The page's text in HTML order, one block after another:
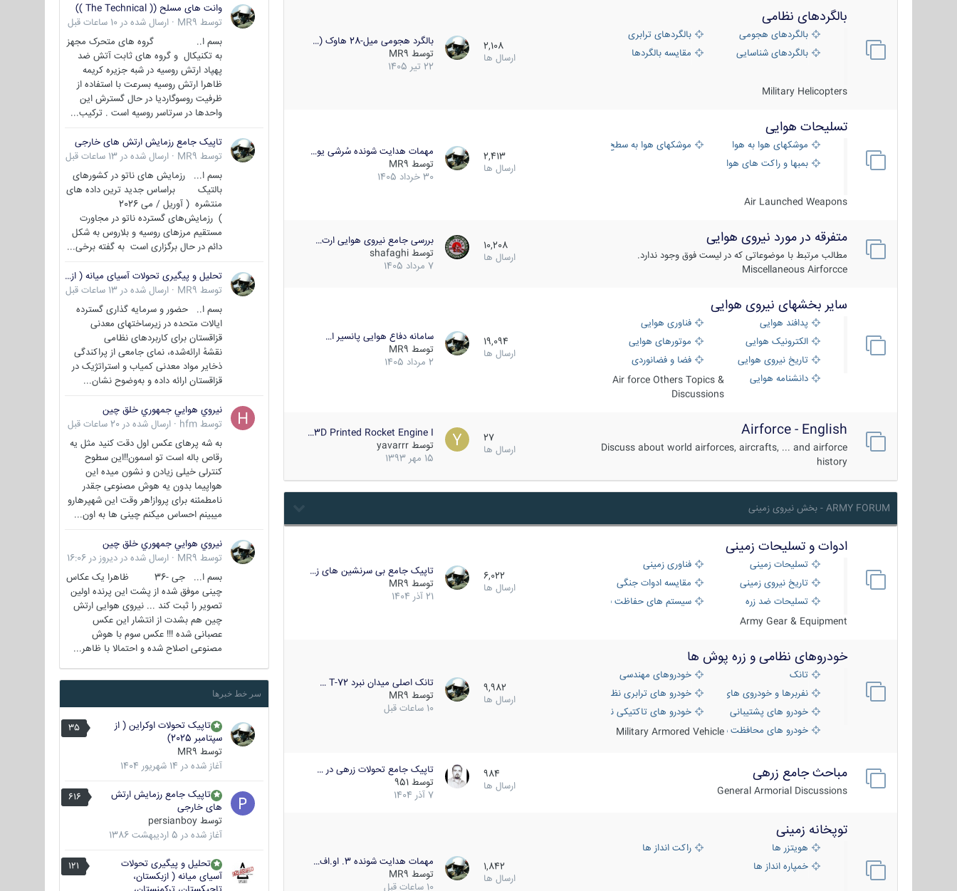
بالگردهای نظامی
بالگردهای هجومی
بالگردهای ترابری
بالگردهای شناسایی
مقایسه بالگردها
Military Helicopters
2,108
ارسال ها
بالگرد هجومی میل-28 هاوک (…
توسط MR9
22 تیر 1405
تسلیحات هوایی
موشکهای هوا به هوا
موشکهای هوا به سطح
بمبها و راکت های هوایی
Air Launched Weapons
2,413
ارسال ها
مهمات هدایت شونده سُرشی یو…
توسط MR9
30 خرداد 1405
متفرقه در مورد نیروی هوایی
مطالب مرتبط با موضوعاتی که در لیست فوق وجود ندارد.
Miscellaneous Airforcce
10,208
ارسال ها
بررسی جامع نیروی هوایی ارت…
توسط shafaghi
7 مرداد 1405
سایر بخشهای نیروی هوایی
پدافند هوایی
فناوری هوایی
الکترونیک هوایی
موتورهای هوایی
تاریخ نیروی هوایی
فضا و فضانوردی
دانشنامه هوایی
Air force Others Topics &
Discussions
19,094
ارسال ها
سامانه دفاع هوایی پانسیر ا…
توسط MR9
2 مرداد 1405
Airforce - English
Discuss about world airforces, aircrafts, ... and airforce
history
27
ارسال ها
3D Printed Rocket Engine I…
توسط yavarrr
15 مهر 1393
ARMY FORUM - بخش نیروی زمینی
ادوات و تسلیحات زمینی
تسلیحات زمینی
فناوری زمینی
تاریخ نیروی زمینی
مقایسه ادوات جنگی
تسلیحات ضد زره
سیستم های حفاظت فعال
Army Gear & Equipment
6,022
ارسال ها
تاپیک جامع بی سرنشین های ز…
توسط MR9
21 آذر 1404
خودروهای نظامی و زره پوش ها
تانک
خودروهای مهندسی
نفربرها و خودروی های رزمی پیاده نظامخودرو های ترابری نظامی
خودرو های پشتیبانی آتش ، شناسایی و ضد تانک
خودرو های تاکتیکی نظامی
خودرو های محافظت شدهMilitary Armored Vehicle
9,982
ارسال ها
تانک اصلی میدان نبرد T-72 …
توسط MR9
10 ساعات قبل
مباحث جامع زرهی
General Armorial Discussions
984
ارسال ها
تاپیک جامع تحولات زرهی در …
توسط 951
7 آذر 1404
توپخانه زمینی
هویتزر ها
راکت انداز ها
خمپاره انداز ها
1,842
ارسال ها
مهمات هدایت شونده 3. او.اف…
توسط MR9
10 ساعات قبل
وانت های مسلح (( The Technical ))
توسط MR9
· ارسال شده در 10 ساعات قبل
بسم ا.. گروه های متحرک مجهز
به تکنیکال و گروه های ثابت آتش ضد
پهپاد ارتش روسیه در شبه جزیره کریمه
ظاهرا ارتش روسیه بسرعت با استفاده از
ظرفیت روسوگاردیا در حال گسترش این
واحدها در سرتاسر روسیه است . ترکیب...
تاپیک جامع رزمایش ارتش های خارجی
توسط MR9
· ارسال شده در 13 ساعات قبل
بسم ا... رزمایش های ناتو در کشورهای
بالتیک براساس جدید ترین داده های
منتشره ( آوریل / می 2026
) رزمایش‌های گسترده ناتو در مجاورت
مستقیم مرزهای روسیه و بلاروس به شکل
دائم در حال برگزاری است به گفته برخی...
تحلیل و پیگیری تحولات آسیای میانه ( ازبکستان، تاجیکستان، ترکمنستان، قزاقستان و قرقیزستان )
توسط MR9
· ارسال شده در 13 ساعات قبل
بسم ا.. حضور و سرمایه گذاری گسترده
ایالات متحده در زیرساختهای معدنی
قزاقستان برای کاربردهای نظامی
نقشهٔ ارائه‌شده، نمای جامعی از پراکندگی
ذخایر مواد معدنی کمیاب و استراتژیک در
قزاقستان ارائه داده و به‌وضوح نشان...
نيروي هوايي جمهوري خلق چين
توسط hfm
· ارسال شده در 20 ساعات قبل
به شه پرهای عکس اول دقت کنید مثل یه
رقاص باله است تو اسمون!!این سطوح
کنترلی خیلی زیادن و نشون میده این
هواپیما بدون یه هوش مصنوعی جقدر
نامطمئنه برای پرواز!هر وقت این شهپرهارو
میبینم احساس میکنم چینی ها به اون...
نيروي هوايي جمهوري خلق چين
توسط MR9
· ارسال شده در دیروز در 16:06
بسم ا... جی -36 ظاهرا یک عکاس
چینی موفق شده از پشت این پرنده اولین
تصویر را ثبت کند ... نیروی هوایی ارتش
چین هم بشدت از انتشار این عکس
عصبانی شده !!! عکس سوم با هوش
مصنوعی اصلاح شده و احتمالا با ظاهر...
سر خط خبرها
35
تاپیک تحولات اوکراین ( از
سپتامبر 2025)
توسط MR9
آغاز شده در 14 شهریور 1404
616
تاپیک جامع رزمایش ارتش
های خارجی
توسط persianboy
آغاز شده در 5 اردیبهشت 1386
121
تحلیل و پیگیری تحولات
آسیای میانه ( ازبکستان،